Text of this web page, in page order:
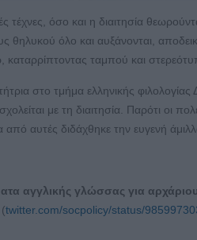
τέχνες, όσο και η διαιτησία
θηλυκού όλο και αυξάνονται,
καταρρίπτοντας ταμπού και
στο τμήμα ελληνικής
με τη διαιτησία. Παρότι οι
από αυτές διδάχθηκε την ευγενή
αγγλικής γλώσσας για
(twitter.com/socpolicy/status/